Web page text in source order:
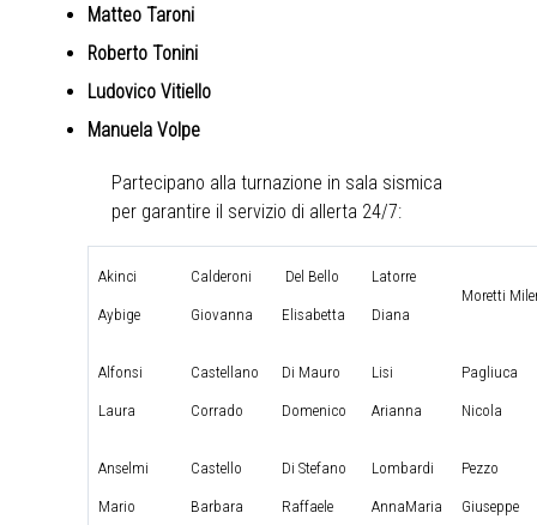
Matteo Taroni
Roberto Tonini
Ludovico Vitiello
Manuela Volpe
Partecipano alla turnazione in sala sismica
per garantire il servizio di allerta 24/7:
Akinci
Aybige
Calderoni
Giovanna
Del Bello
Elisabetta
Latorre
Diana
Moretti
Alfonsi
Laura
Castellano
Corrado
Di Mauro
Domenico
Lisi
Arianna
Pagliuca
Nicola
Anselmi
Mario
Castello
Barbara
Di Stefano
Raffaele
Lombardi
AnnaMaria
Pezzo
Giuseppe